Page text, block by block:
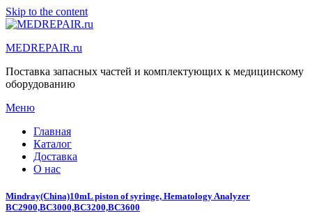
Skip to the content
MEDREPAIR.ru
Поставка запасных частей и комплектующих к медицинскому
оборудованию
Меню
Главная
Каталог
Доставка
О нас
Mindray(China)10mL piston of syringe, Hematology Analyzer
BC2900,BC3000,BC3200,BC3600